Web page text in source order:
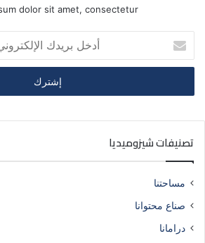
dolor sit amet, consectetur.
بريدك
الإلكتروني
تصنيفات شيزوميديا
مساحتنا
صناع محتوانا
درامانا